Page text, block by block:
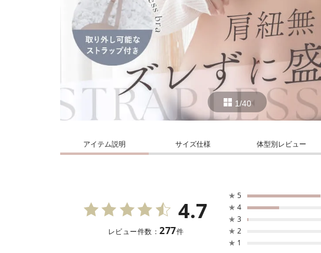
1/40
アイテム説明 サイズ仕様 体型別レビュー
4.7
レビュー件数：277件
★ 5
★ 4
★ 3
★ 2
★ 1